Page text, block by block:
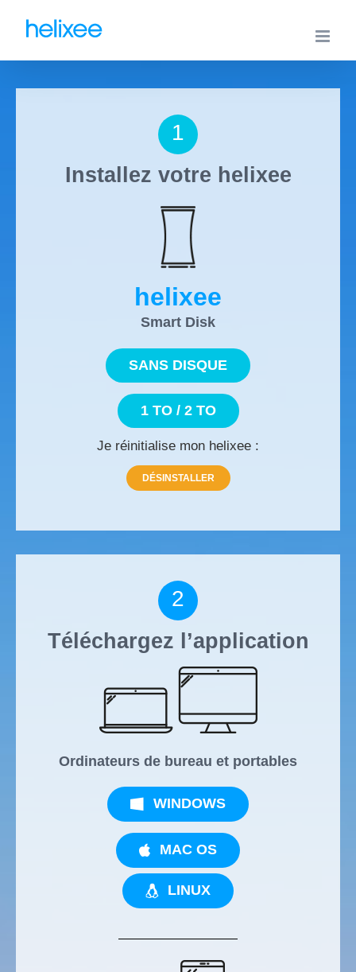
1
Installez votre helixee
helixee
Smart Disk
SANS DISQUE
1 TO / 2 TO
Je réinitialise mon helixee :
DÉSINSTALLER
2
Téléchargez l’application
Ordinateurs de bureau et portables
WINDOWS
MAC OS
LINUX